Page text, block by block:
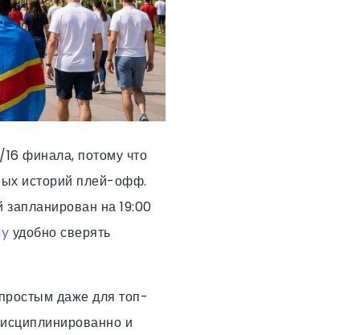
финала, потому что
историй плей-офф.
на 19:00
удобно сверять
даже для топ-
и